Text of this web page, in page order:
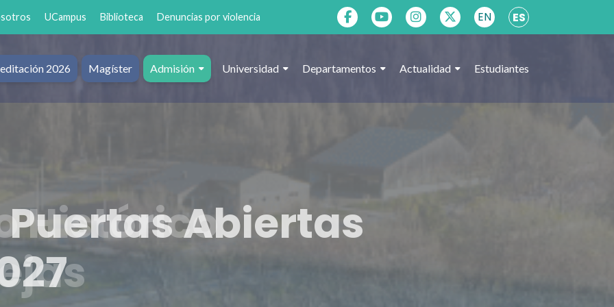
UCampus Biblioteca Denuncias por violencia EN ES
2026 Magíster Admisión Universidad Departamentos Actualidad Estudiantes
Abiertas